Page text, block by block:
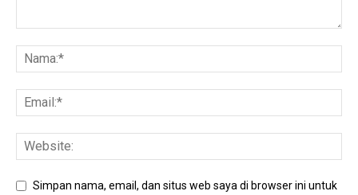
Simpan nama, email, dan situs web saya di browser ini untuk